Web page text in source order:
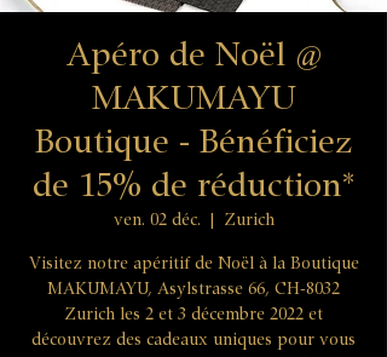
Apéro de Noël @
MAKUMAYU
Boutique - Bénéficiez
de 15% de réduction*
ven. 02 déc. Zurich
Visitez notre apéritif de Noël à la Boutique
MAKUMAYU, Asylstrasse 66, CH-8032
Zurich les 2 et 3 décembre 2022 et
découvrez des cadeaux uniques pour vous